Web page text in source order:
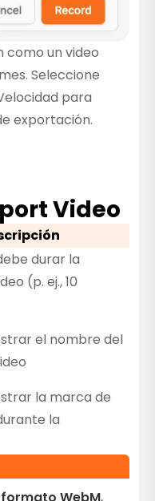
como un video
Seleccione
para
exportación.
Video
durar la
(p. ej., 10
el nombre del
la marca de
la